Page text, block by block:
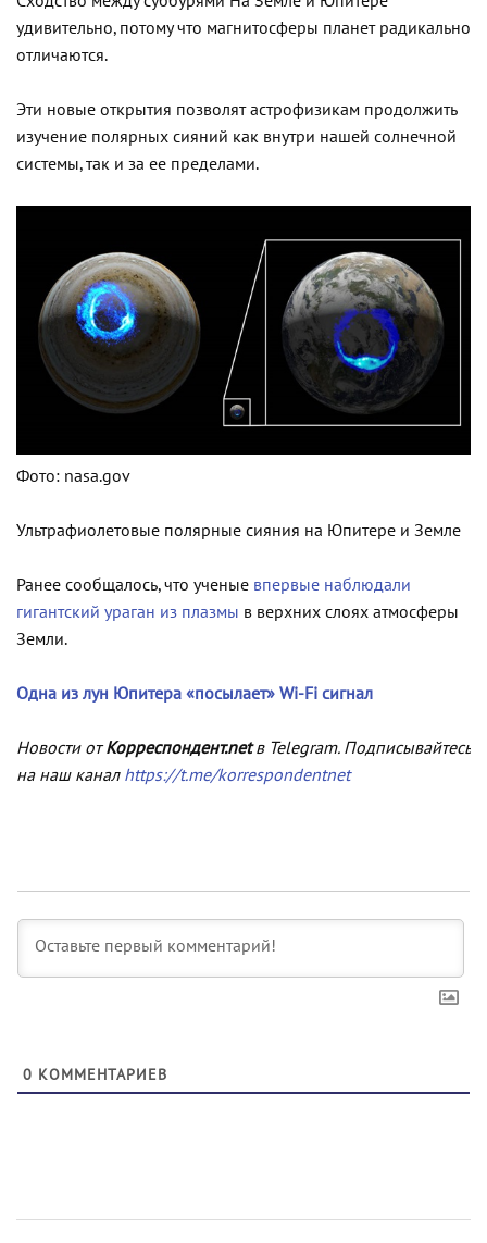
удивительно, потому что магнитосферы планет радикально
отличаются.
Эти новые открытия позволят астрофизикам продолжить
изучение полярных сияний как внутри нашей солнечной
системы, так и за ее пределами.
Фото: nasa.gov
Ультрафиолетовые полярные сияния на Юпитере и Земле
Ранее сообщалось, что ученые впервые наблюдали
гигантский ураган из плазмы в верхних слоях атмосферы
Земли.
Одна из лун Юпитера «посылает» Wi-Fi сигнал
Новости отКорреспондент.netв Telegram. Подписывайтесь
на наш канал https://t.me/korrespondentnet
0 КОММЕНТАРИЕВ